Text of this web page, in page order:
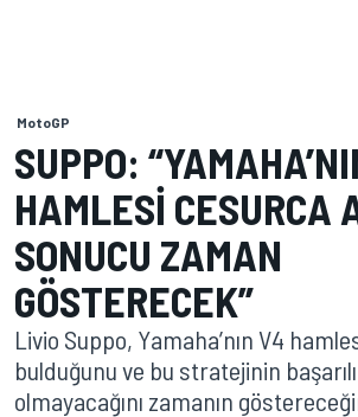
MotoGP
SUPPO:
HAMLESI CESURCA
SONUCU ZAMAN
GÖSTERECEK”
Livio Suppo, Yamaha’nın V4
bulduğunu ve bu stratejinin
olmayacağını zamanın